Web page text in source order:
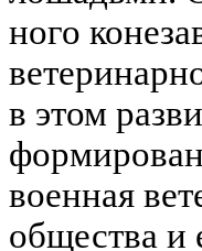
ного
в этом
военная
общества